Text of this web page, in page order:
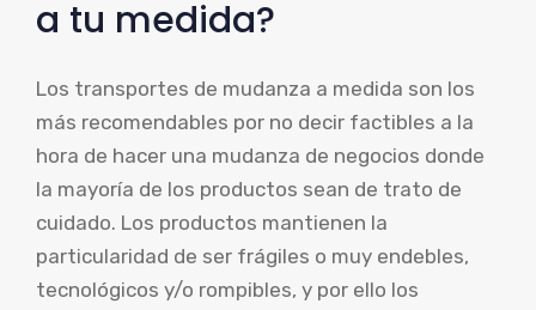
a tu medida?
Los transportes de mudanza a medida son los
más recomendables por no decir factibles a la
hora de hacer una mudanza de negocios donde
la mayoría de los productos sean de trato de
cuidado. Los productos mantienen la
particularidad de ser frágiles o muy endebles,
tecnológicos y/o rompibles, y por ello los